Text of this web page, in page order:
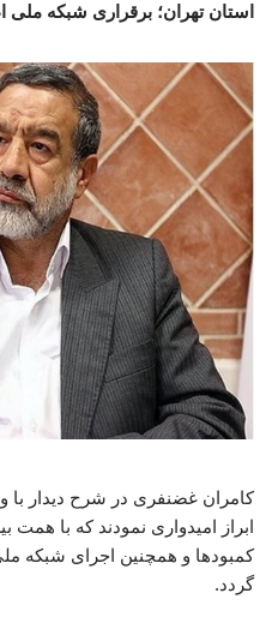
استان تهران؛ برقراری شبکه ملی
کامران غضنفری در شرح دیدار با
ابراز امیدواری نمودند که با
کمبودها و همچنین اجرای شبکه
گردد.